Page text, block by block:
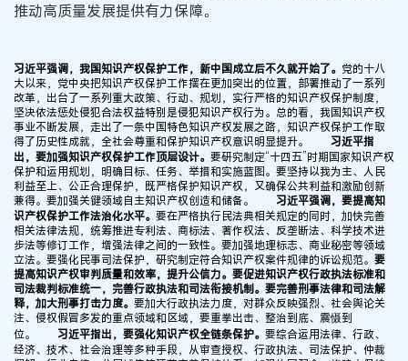
推动高质量发展提供有力保障。
习近平强调，我国知识产权保护工作，新中国成立后不久就开始了。 党的十八
大以来，党中央把知识产权保护工作摆在更加突出的位置，部署推动了一系列
改革，出台了一系列重大政策、行动、规划，实行严格的知识产权保护制度，
坚决依法惩处侵犯合法权益特别是侵犯知识产权行为。总的看，我国知识产权
事业不断发展，走出了一条中国特色知识产权发展之路，知识产权保护工作取
得了历史性成就，全社会尊重和保护知识产权意识明显提升。 习近平指
出，要加强知识产权保护工作顶层设计。 要研究制定“十四五”时期国家知识产权
保护和运用规划，明确目标、任务、举措和实施蓝图。要坚持以我为主、人民
利益至上、公正合理保护，既严格保护知识产权，又确保公共利益和激励创新
兼得。要加强关键领域自主知识产权创造和储备。 习近平强调，要提高知
识产权保护工作法治化水平。 要在严格执行民法典相关规定的同时，加快完善
相关法律法规，统筹推进专利法、商标法、著作权法、反垄断法、科学技术进
步法等修订工作，增强法律之间的一致性。要加强地理标志、商业秘密等领域
立法。要强化民事司法保护，研究制定符合知识产权案件规律的诉讼规范。 要
提高知识产权审判质量和效率，提升公信力。要促进知识产权行政执法标准和
司法裁判标准统一，完善行政执法和司法衔接机制。要完善刑事法律和司法解
释，加大刑事打击力度。 要加大行政执法力度，对群众反映强烈、社会舆论关
注、侵权假冒多发的重点领域和区域，要重拳出击、整治到底、震慑到
位。 习近平指出，要强化知识产权全链条保护。 要综合运用法律、行政、
经济、技术、社会治理等多种手段，从审查授权、行政执法、司法保护、仲裁